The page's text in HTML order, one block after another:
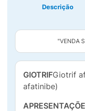
Descrição
"VENDA
GIOTRIFGiotrif
afatinibe)